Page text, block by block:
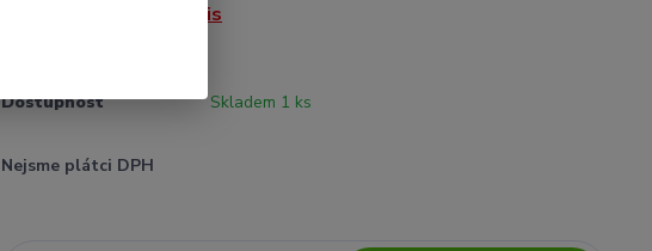
celý popis
Dostupnost Skladem 1 ks
Nejsme plátci DPH